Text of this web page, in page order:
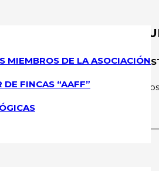
MIEMBROS DE LA ASOCIACIÓN
FINCAS “AAFF”
Y NO PAGO A LA
NACIONAL DE
solo está permitido a los